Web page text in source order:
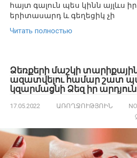
հայտ գալուն պես կինն այլևս
երիտասարդ և գեղեցիկ չի
Читать полностью
Ձեռքերի մաշկի
ազատվելու համար շատ
կզարմացնի Ձեզ իր
17.05.2022 ԱՌՈՂՋՈՒԹՅՈԻՆ